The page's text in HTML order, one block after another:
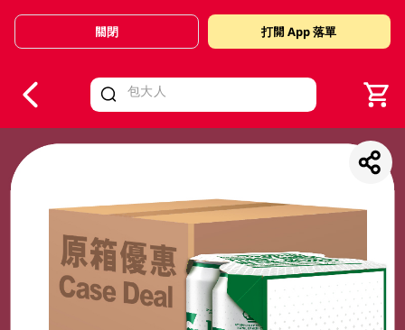
Valid Until 30 June 2026
關閉 打開 App 落單